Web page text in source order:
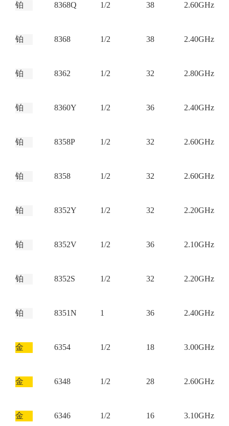
铂 8368Q 1/2 38 2.60GHz
铂 8368 1/2 38 2.40GHz
铂 8362 1/2 32 2.80GHz
铂 8360Y 1/2 36 2.40GHz
铂 8358P 1/2 32 2.60GHz
铂 8358 1/2 32 2.60GHz
铂 8352Y 1/2 32 2.20GHz
铂 8352V 1/2 36 2.10GHz
铂 8352S 1/2 32 2.20GHz
铂 8351N 1 36 2.40GHz
金 6354 1/2 18 3.00GHz
金 6348 1/2 28 2.60GHz
金 6346 1/2 16 3.10GHz